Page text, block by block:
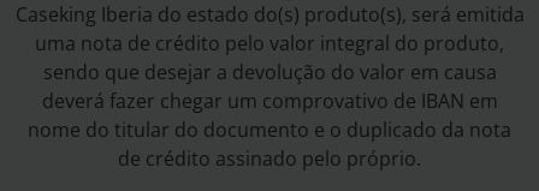
Caseking Iberia do estado do(s) produto(s), será emitida
uma nota de crédito pelo valor integral do produto,
sendo que desejar a devolução do valor em causa
deverá fazer chegar um comprovativo de IBAN em
nome do titular do documento e o duplicado da nota
de crédito assinado pelo próprio.